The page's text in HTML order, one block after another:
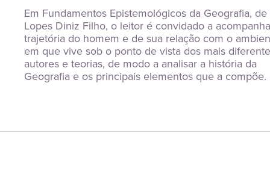
Em Fundamentos Epistemológicos da Geografia,
Lopes Diniz Filho, o leitor é convidado a
trajetória do homem e de sua relação com o
em que vive sob o ponto de vista dos mais
autores e teorias, de modo a analisar a história da
Geografia e os principais elementos que a compõe.